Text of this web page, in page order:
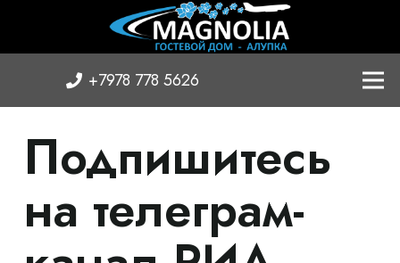
+7978 778 5626
Подпишитесь
на телеграм-